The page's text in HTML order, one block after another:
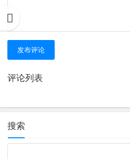
发布评论
评论列表
搜索